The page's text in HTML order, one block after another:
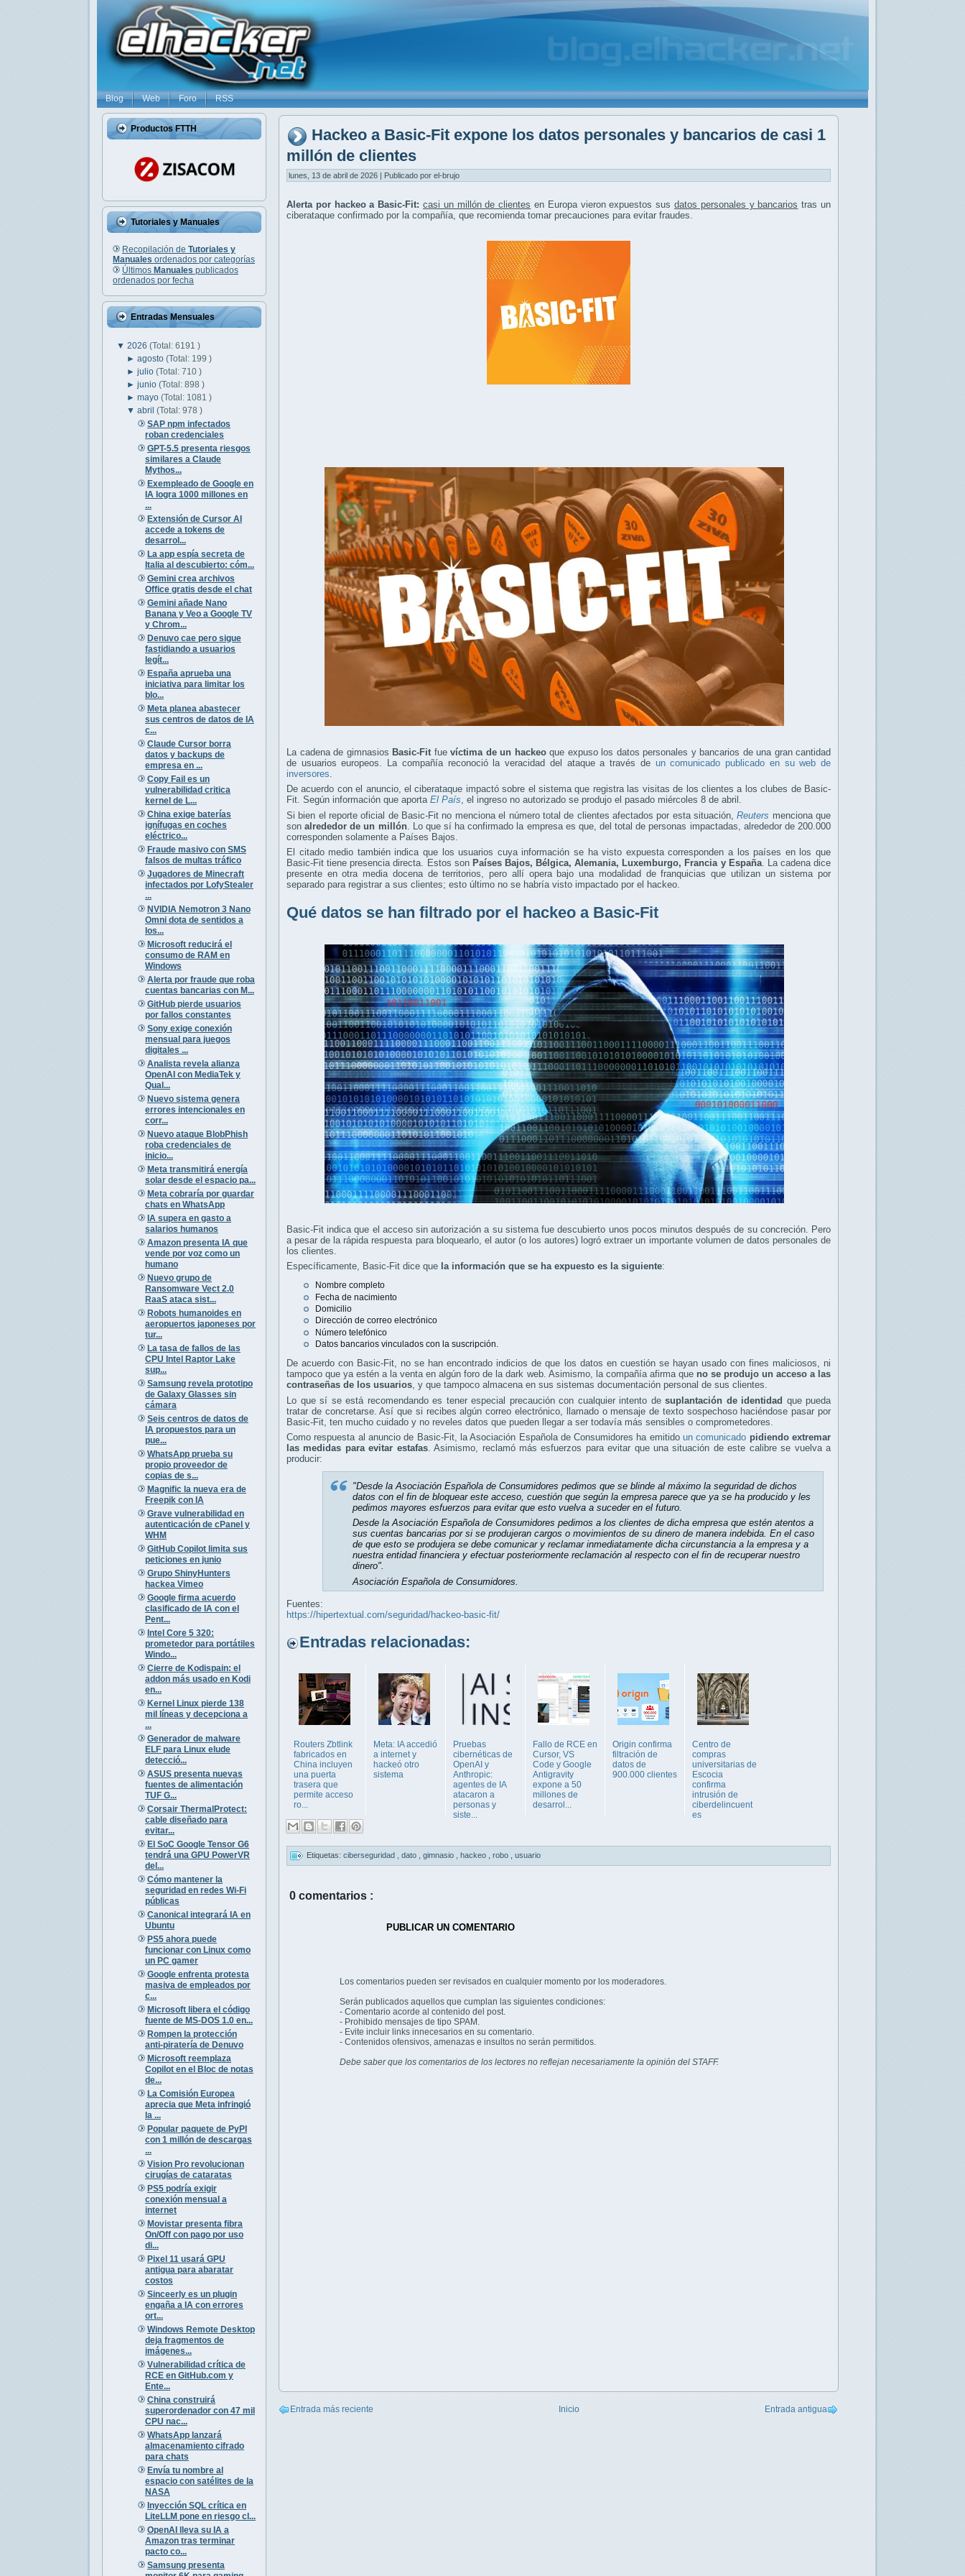
Blog Web Foro RSS
Productos FTTH
Tutoriales y Manuales
Recopilación de Tutoriales y
Manuales ordenados por categorías
Últimos Manuales publicados
ordenados por fecha
Entradas Mensuales
▼ 2026 (Total: 6191 )
►agosto(Total: 199 )
►julio(Total: 710 )
►junio(Total: 898 )
►mayo(Total: 1081 )
▼abril(Total: 978 )
SAP npm infectados
roban credenciales
GPT-5.5 presenta riesgos
similares a Claude
Mythos...
Exempleado de Google en
IA logra 1000 millones en
...
Extensión de Cursor AI
accede a tokens de
desarrol...
La app espía secreta de
Italia al descubierto: cóm...
Gemini crea archivos
Office gratis desde el chat
Gemini añade Nano
Banana y Veo a Google TV
y Chrom...
Denuvo cae pero sigue
fastidiando a usuarios
legít...
España aprueba una
iniciativa para limitar los
blo...
Meta planea abastecer
sus centros de datos de IA
c...
Claude Cursor borra
datos y backups de
empresa en ...
Copy Fail es un
vulnerabilidad critica
kernel de L...
China exige baterías
ignífugas en coches
eléctrico...
Fraude masivo con SMS
falsos de multas tráfico
Jugadores de Minecraft
infectados por LofyStealer
...
NVIDIA Nemotron 3 Nano
Omni dota de sentidos a
los...
Microsoft reducirá el
consumo de RAM en
Windows
Alerta por fraude que roba
cuentas bancarias con M...
GitHub pierde usuarios
por fallos constantes
Sony exige conexión
mensual para juegos
digitales ...
Analista revela alianza
OpenAI con MediaTek y
Qual...
Nuevo sistema genera
errores intencionales en
corr...
Nuevo ataque BlobPhish
roba credenciales de
inicio...
Meta transmitirá energía
solar desde el espacio pa...
Meta cobraría por guardar
chats en WhatsApp
IA supera en gasto a
salarios humanos
Amazon presenta IA que
vende por voz como un
humano
Nuevo grupo de
Ransomware Vect 2.0
RaaS ataca sist...
Robots humanoides en
aeropuertos japoneses por
tur...
La tasa de fallos de las
CPU Intel Raptor Lake
sup...
Samsung revela prototipo
de Galaxy Glasses sin
cámara
Seis centros de datos de
IA propuestos para un
pue...
WhatsApp prueba su
propio proveedor de
copias de s...
Magnific la nueva era de
Freepik con IA
Grave vulnerabilidad en
autenticación de cPanel y
WHM
GitHub Copilot limita sus
peticiones en junio
Grupo ShinyHunters
hackea Vimeo
Google firma acuerdo
clasificado de IA con el
Pent...
Intel Core 5 320:
prometedor para portátiles
Windo...
Cierre de Kodispain: el
addon más usado en Kodi
en...
Kernel Linux pierde 138
mil líneas y decepciona a
...
Generador de malware
ELF para Linux elude
detecció...
ASUS presenta nuevas
fuentes de alimentación
TUF G...
Corsair ThermalProtect:
cable diseñado para
evitar...
El SoC Google Tensor G6
tendrá una GPU PowerVR
del...
Cómo mantener la
seguridad en redes Wi-Fi
públicas
Canonical integrará IA en
Ubuntu
PS5 ahora puede
funcionar con Linux como
un PC gamer
Google enfrenta protesta
masiva de empleados por
c...
Microsoft libera el código
fuente de MS-DOS 1.0 en...
Rompen la protección
anti-piratería de Denuvo
Microsoft reemplaza
Copilot en el Bloc de notas
de...
La Comisión Europea
aprecia que Meta infringió
la ...
Popular paquete de PyPI
con 1 millón de descargas
...
Vision Pro revolucionan
cirugías de cataratas
PS5 podría exigir
conexión mensual a
internet
Movistar presenta fibra
On/Off con pago por uso
di...
Pixel 11 usará GPU
antigua para abaratar
costos
Sinceerly es un plugin
engaña a IA con errores
ort...
Windows Remote Desktop
deja fragmentos de
imágenes...
Vulnerabilidad crítica de
RCE en GitHub.com y
Ente...
China construirá
superordenador con 47 mil
CPU nac...
WhatsApp lanzará
almacenamiento cifrado
para chats
Envía tu nombre al
espacio con satélites de la
NASA
Inyección SQL crítica en
LiteLLM pone en riesgo cl...
OpenAI lleva su IA a
Amazon tras terminar
pacto co...
Samsung presenta
Hackeo a Basic-Fit expone los datos personales y bancarios de casi 1
millón de clientes
lunes, 13 de abril de 2026 | Publicado por el-brujo
Alerta por hackeo a Basic-Fit: casi un millón de clientes en Europa vieron expuestos susdatos personales y bancarios tras un
ciberataque confirmado por la compañía, que recomienda tomar precauciones para evitar fraudes.
La cadena de gimnasios Basic-Fit fue víctima de un hackeoque expuso los datos personales y bancarios de una gran cantidad
de usuarios europeos. La compañía reconoció la veracidad del ataque a través de un comunicado publicado en su web de
inversores
De acuerdo con el anuncio, el ciberataque impactó sobre el sistema que registra las visitas de los clientes a los clubes de Basic-
Fit. Según información que aporta El País, el ingreso no autorizado se produjo el pasado miércoles 8 de abril.
Si bien el reporte oficial de Basic-Fit no menciona el número total de clientes afectados por esta situación,Reuters menciona que
sonalrededor de un millón. Lo que sí ha confirmado la empresa es que, del total de personas impactadas, alrededor de 200.000
corresponden solamente a Países Bajos.
El citado medio también indica que los usuarios cuya información se ha visto expuesta corresponden a los países en los que
Basic-Fit tiene presencia directa. Estos son Países Bajos, Bélgica, Alemania, Luxemburgo, Francia y España. La cadena dice
presente en otra media docena de territorios, pero allí opera bajo una modalidad de franquicias que utilizan un sistema por
separado para registrar a sus clientes; esto último no se habría visto impactado por el hackeo.
Qué datos se han filtrado por el hackeo a Basic-Fit
Basic-Fit indica que el acceso sin autorización a su sistema fue descubierto unos pocos minutos después de su concreción. Pero
a pesar de la rápida respuesta para bloquearlo, el autor (o los autores) logró extraer un importante volumen de datos personales de
los clientes.
Específicamente, Basic-Fit dice que la información que se ha expuesto es la siguiente:
Nombre completo
Fecha de nacimiento
Domicilio
Dirección de correo electrónico
Número telefónico
Datos bancarios vinculados con la suscripción.
De acuerdo con Basic-Fit, no se han encontrado indicios de que los datos en cuestión se hayan usado con fines maliciosos, ni
tampoco que ya estén a la venta en algún foro de la dark web. Asimismo, la compañía afirma que no se produjo un acceso a las
contraseñas de los usuarios, y que tampoco almacena en sus sistemas documentación personal de sus clientes.
Lo que sí se está recomendando es tener especial precaución con cualquier intento de suplantación de identidad que pueda
tratar de concretarse. Así que si recibes algún correo electrónico, llamado o mensaje de texto sospechoso haciéndose pasar por
Basic-Fit, ten mucho cuidado y no reveles datos que pueden llegar a ser todavía más sensibles o comprometedores.
Como respuesta al anuncio de Basic-Fit, la Asociación Española de Consumidores ha emitidoun comunicado pidiendo extremar
las medidas para evitar estafas. Asimismo, reclamó más esfuerzos para evitar que una situación de este calibre se vuelva a
producir:
"Desde la Asociación Española de Consumidores pedimos que se blinde al máximo la seguridad de dichos
datos con el fin de bloquear este acceso, cuestión que según la empresa parece que ya se ha producido y les
pedimos mayores esfuerzos para evitar que esto vuelva a suceder en el futuro.
Desde la Asociación Española de Consumidores pedimos a los clientes de dicha empresa que estén atentos a
sus cuentas bancarias por si se produjeran cargos o movimientos de su dinero de manera indebida. En el caso
de que esto se produjera se debe comunicar y reclamar inmediatamente dicha circunstancia a la empresa y a
nuestra entidad financiera y efectuar posteriormente reclamación al respecto con el fin de recuperar nuestro
dinero".
Asociación Española de Consumidores.
Fuentes:
https://hipertextual.com/seguridad/hackeo-basic-fit/
Entradas relacionadas:
Routers Zbtlink
fabricados en
China incluyen
una puerta
trasera que
permite acceso
ro...
Meta: IA accedió
a internet y
hackeó otro
sistema
Pruebas
cibernéticas de
OpenAI y
Anthropic:
agentes de IA
atacaron a
personas y
siste...
Fallo de RCE en
Cursor, VS
Code y Google
Antigravity
expone a 50
millones de
desarrol...
Origin confirma
filtración de
datos de
900.000 clientes
Centro de
compras
universitarias de
Escocia
confirma
intrusión de
ciberdelincuent
es
Etiquetas: ciberseguridad dato gimnasio hackeo robo usuario
0 comentarios :
PUBLICAR UN COMENTARIO
Los comentarios pueden ser revisados en cualquier momento por los moderadores.
Serán publicados aquellos que cumplan las siguientes condiciones:
- Comentario acorde al contenido del post.
- Prohibido mensajes de tipo SPAM.
- Evite incluir links innecesarios en su comentario.
- Contenidos ofensivos, amenazas e insultos no serán permitidos.
Debe saber que los comentarios de los lectores no reflejan necesariamente la opinión del STAFF.
Entrada más reciente Entrada antigua
Inicio